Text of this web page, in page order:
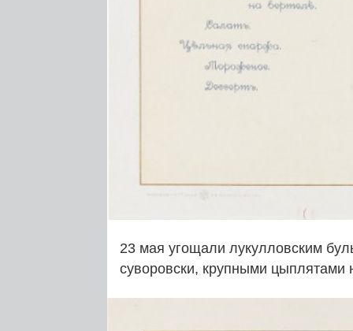
23 мая угощали лукулловским
суворовски, крупными